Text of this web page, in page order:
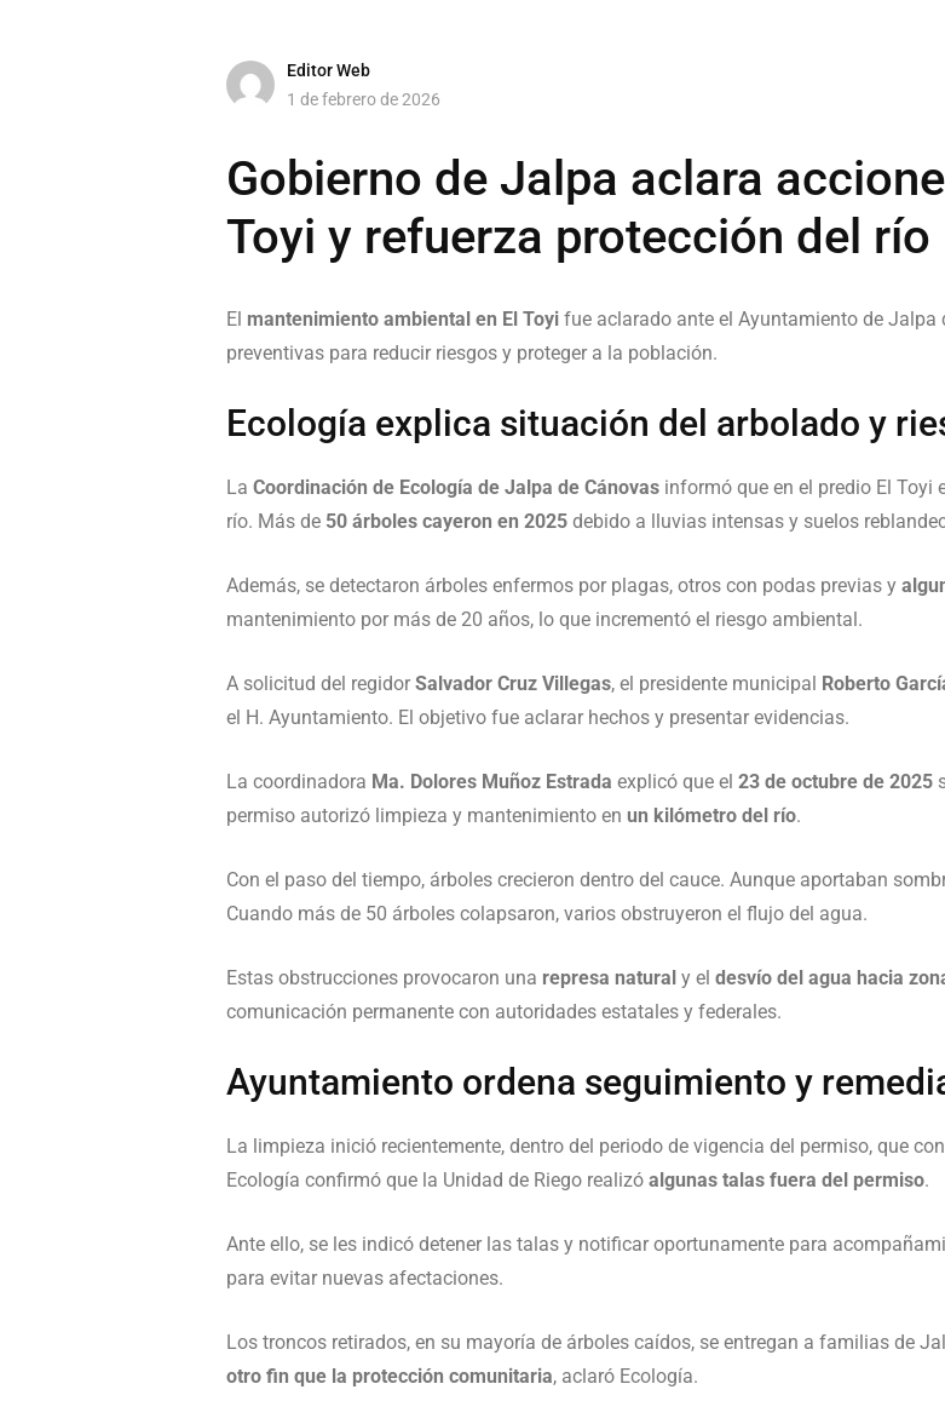
Editor Web
1 de febrero de 2026
Gobierno de Jalpa aclara
Toyi y refuerza protección del río
El mantenimiento ambiental en El Toyi fue aclarado ante el Ayuntamiento de
preventivas para reducir riesgos y proteger a la población.
Ecología explica situación del arbolado y
La Coordinación de Ecología de Jalpa de Cánovas informó que en el predio El Toyi
río. Más de 50 árboles cayeron en 2025 debido a lluvias intensas y suelos
Además, se detectaron árboles enfermos por plagas, otros con podas previas y
mantenimiento por más de 20 años, lo que incrementó el riesgo ambiental.
A solicitud del regidor Salvador Cruz Villegas, el presidente municipal Roberto
el H. Ayuntamiento. El objetivo fue aclarar hechos y presentar evidencias.
La coordinadora Ma. Dolores Muñoz Estrada explicó que el 23 de octubre de 2025
permiso autorizó limpieza y mantenimiento en un kilómetro del río.
Con el paso del tiempo, árboles crecieron dentro del cauce. Aunque aportaban
Cuando más de 50 árboles colapsaron, varios obstruyeron el flujo del agua.
Estas obstrucciones provocaron una represa natural y el desvío del agua hacia
comunicación permanente con autoridades estatales y federales.
Ayuntamiento ordena seguimiento y
La limpieza inició recientemente, dentro del periodo de vigencia del permiso, que
Ecología confirmó que la Unidad de Riego realizó algunas talas fuera del permiso.
Ante ello, se les indicó detener las talas y notificar oportunamente para
para evitar nuevas afectaciones.
Los troncos retirados, en su mayoría de árboles caídos, se entregan a familias de
otro fin que la protección comunitaria, aclaró Ecología.